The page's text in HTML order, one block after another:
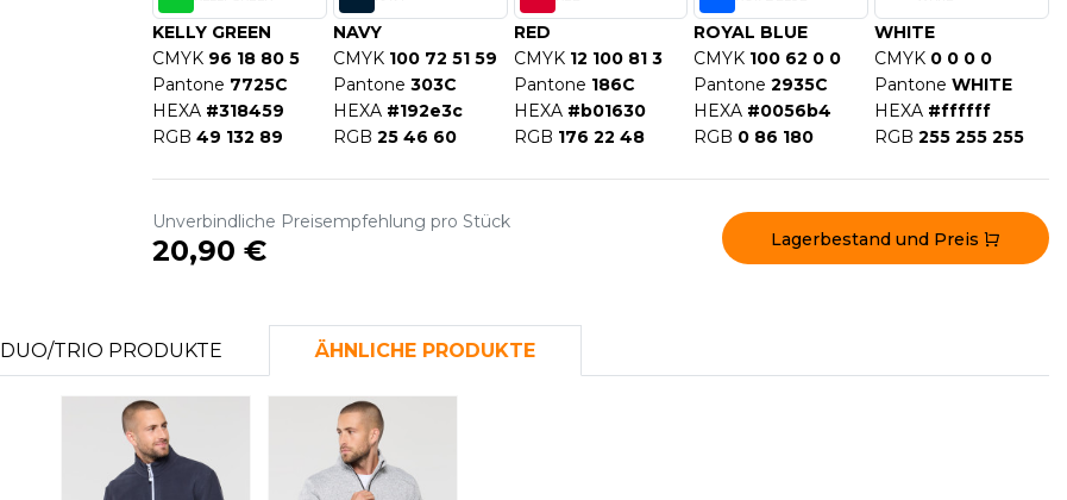
S
SANS ETIQUETTE
KELLY GREEN
CMYK 96 18 80 5
Pantone 7725C
HEXA #318459
RGB 49 132 89
NAVY
CMYK 100 72 51 59
Pantone 303C
HEXA #192e3c
RGB 25 46 60
RED
CMYK 12 100 81 3
Pantone 186C
HEXA #b01630
RGB 176 22 48
ROYAL BLUE
CMYK 100 62 0 0
Pantone 2935C
HEXA #0056b4
RGB 0 86 180
WHITE
CMYK 0 0 0 0
Pantone WHITE
HEXA #ffffff
RGB 255 255 255
Unverbindliche Preisempfehlung pro Stück
20,90 € Lagerbestand und Preis
DUO/TRIO PRODUKTE ÄHNLICHE PRODUKTE